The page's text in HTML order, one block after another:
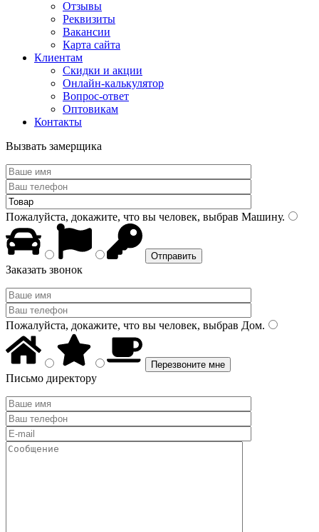
Отзывы
Реквизиты
Вакансии
Карта сайта
Клиентам
Скидки и акции
Онлайн-калькулятор
Вопрос-ответ
Оптовикам
Контакты
Вызвать замерщика
Пожалуйста, докажите, что вы человек, выбрав Машину.
Заказать звонок
Пожалуйста, докажите, что вы человек, выбрав Дом.
Письмо директору